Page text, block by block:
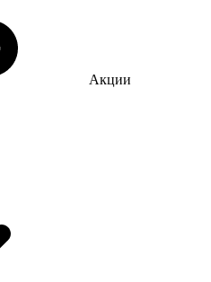
Акции